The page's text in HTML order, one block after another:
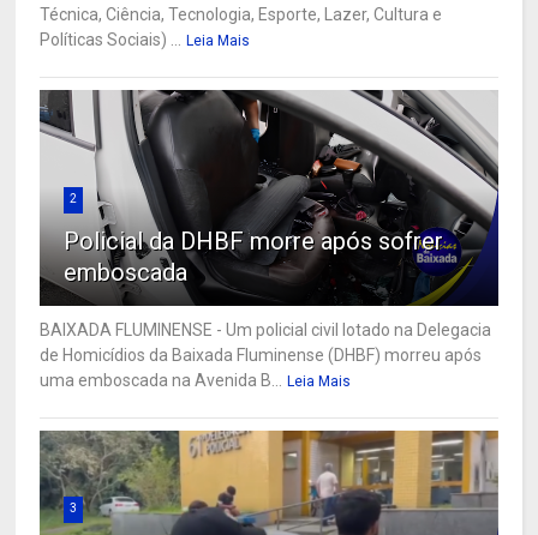
Técnica, Ciência, Tecnologia, Esporte, Lazer, Cultura e
Políticas Sociais) ... Leia Mais
2
Policial da DHBF morre após sofrer
emboscada
BAIXADA FLUMINENSE - Um policial civil lotado na Delegacia
de Homicídios da Baixada Fluminense (DHBF) morreu após
uma emboscada na Avenida B... Leia Mais
3